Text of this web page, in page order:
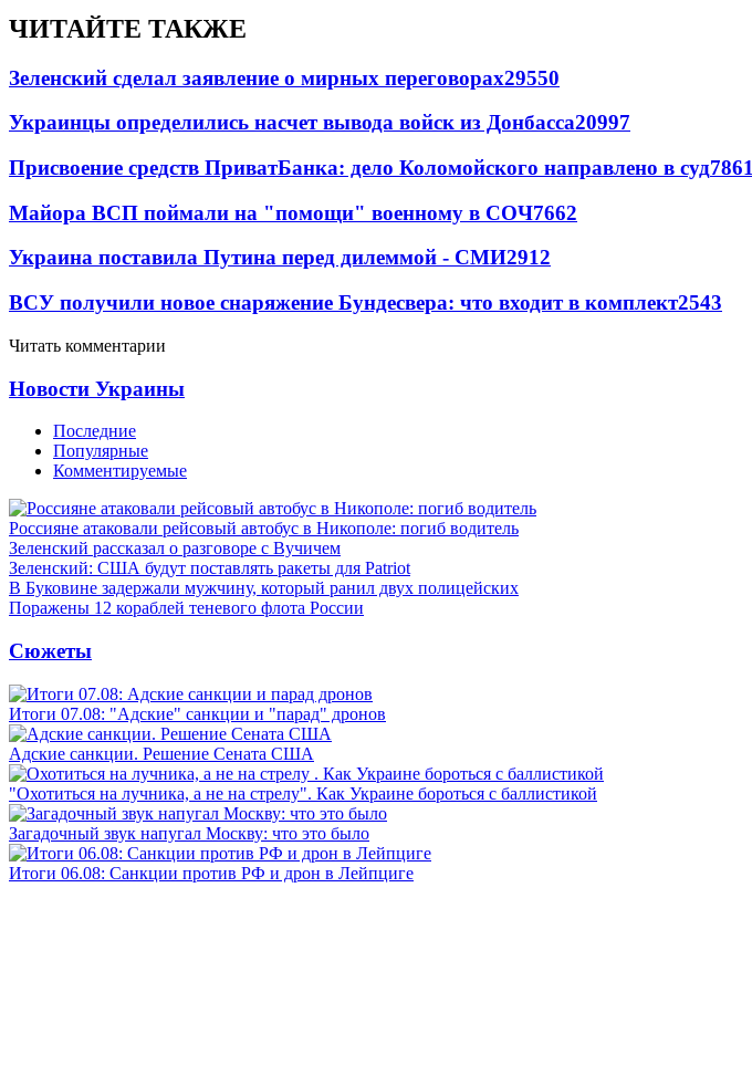
ЧИТАЙТЕ ТАКЖЕ
Зеленский сделал заявление о мирных переговорах29550
Украинцы определились насчет вывода войск из Донбасса20997
Присвоение средств ПриватБанка: дело Коломойского направлено в суд7861
Майора ВСП поймали на "помощи" военному в СОЧ7662
Украина поставила Путина перед дилеммой - СМИ2912
ВСУ получили новое снаряжение Бундесвера: что входит в комплект2543
Читать комментарии
Новости Украины
Последние
Популярные
Комментируемые
Россияне атаковали рейсовый автобус в Никополе: погиб водитель
Зеленский рассказал о разговоре с Вучичем
Зеленский: США будут поставлять ракеты для Patriot
В Буковине задержали мужчину, который ранил двух полицейских
Поражены 12 кораблей теневого флота России
Сюжеты
Итоги 07.08: "Адские" санкции и "парад" дронов
Адские санкции. Решение Сената США
"Охотиться на лучника, а не на стрелу". Как Украине бороться с баллистикой
Загадочный звук напугал Москву: что это было
Итоги 06.08: Санкции против РФ и дрон в Лейпциге